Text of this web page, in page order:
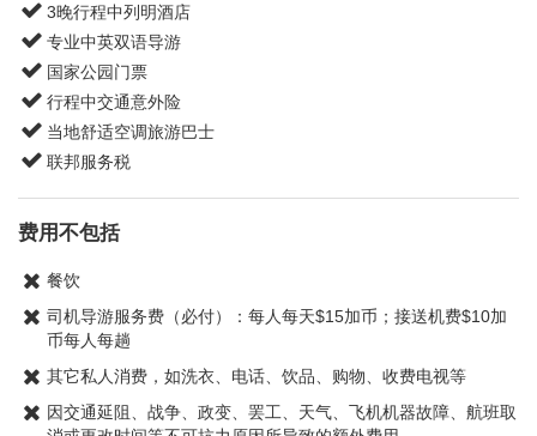
3晚行程中列明酒店
专业中英双语导游
国家公园门票
行程中交通意外险
当地舒适空调旅游巴士
联邦服务税
费用不包括
餐饮
司机导游服务费（必付）：每人每天$15加币；接送机费$10加
币每人每趟
其它私人消费，如洗衣、电话、饮品、购物、收费电视等
因交通延阻、战争、政变、罢工、天气、飞机机器故障、航班取